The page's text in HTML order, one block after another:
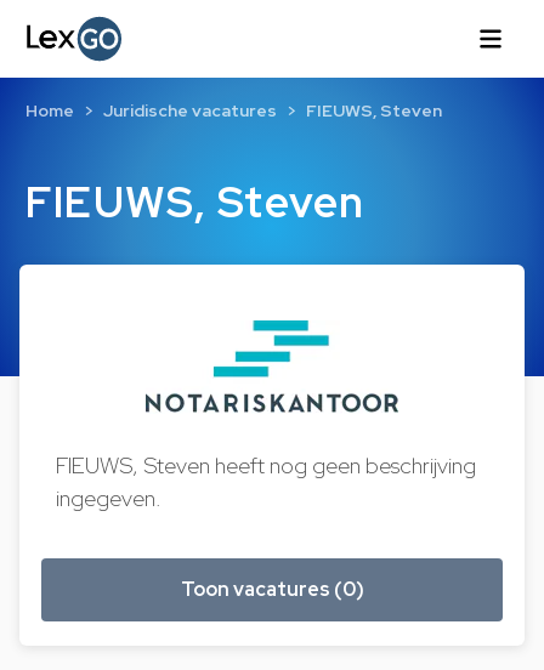
FIEUWS, Steven
Home Juridische vacatures FIEUWS, Steven
FIEUWS, Steven heeft nog geen beschrijving
ingegeven.
Toon vacatures (0)